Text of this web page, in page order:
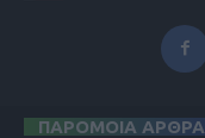
ΠΑΡΟΜΟΙΑ ΑΡΘΡΑ